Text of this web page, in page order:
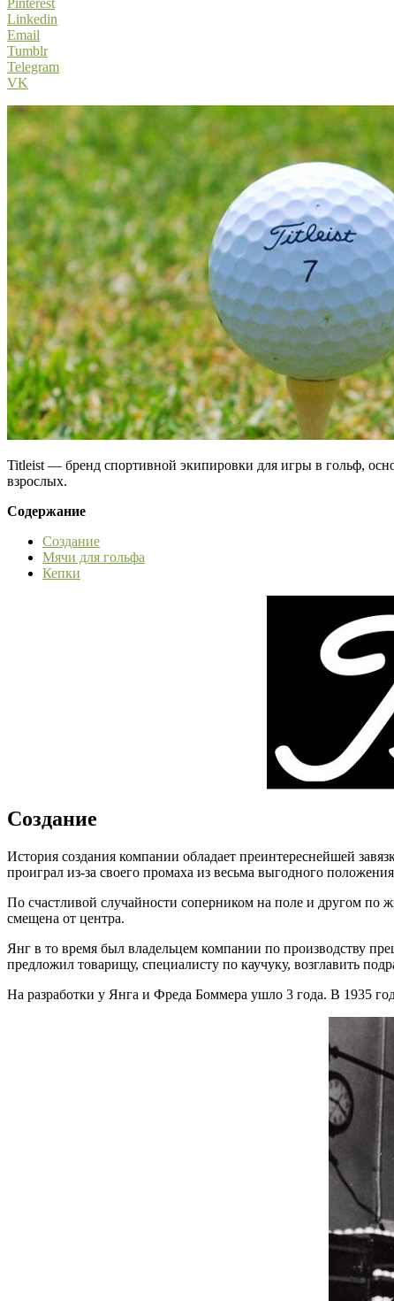
Linkedin
Email
Tumblr
Telegram
VK
Titleist — бренд спортивной экипировки для игры в гольф,
взрослых.
Содержание
Создание
Мячи для гольфа
Кепки
Создание
История создания компании обладает преинтереснейшей
проиграл из-за своего промаха из весьма выгодного
По счастливой случайности соперником на поле и другом по
смещена от центра.
Янг в то время был владельцем компании по производству
предложил товарищу, специалисту по каучуку, возглавить
На разработки у Янга и Фреда Боммера ушло 3 года. В 1935